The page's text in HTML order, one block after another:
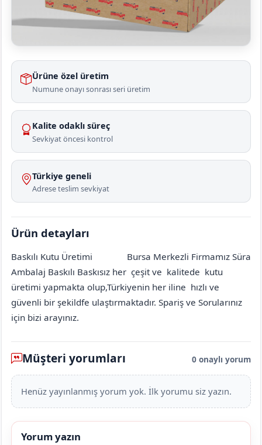
Ürüne özel üretim
Numune onayı sonrası seri üretim
Kalite odaklı süreç
Sevkiyat öncesi kontrol
Türkiye geneli
Adrese teslim sevkiyat
Ürün detayları
Baskılı Kutu Üretimi
Bursa Merkezli Firmamız Süra
Ambalaj Baskılı Baskısız her çeşit ve kalitede kutu
üretimi yapmakta olup,Türkiyenin her iline hızlı ve
güvenli bir şekildfe ulaştırmaktadır. Spariş ve Sorularınız
için bizi arayınız.
Müşteri yorumları 0 onaylı yorum
Henüz yayınlanmış yorum yok. İlk yorumu siz yazın.
Yorum yazın